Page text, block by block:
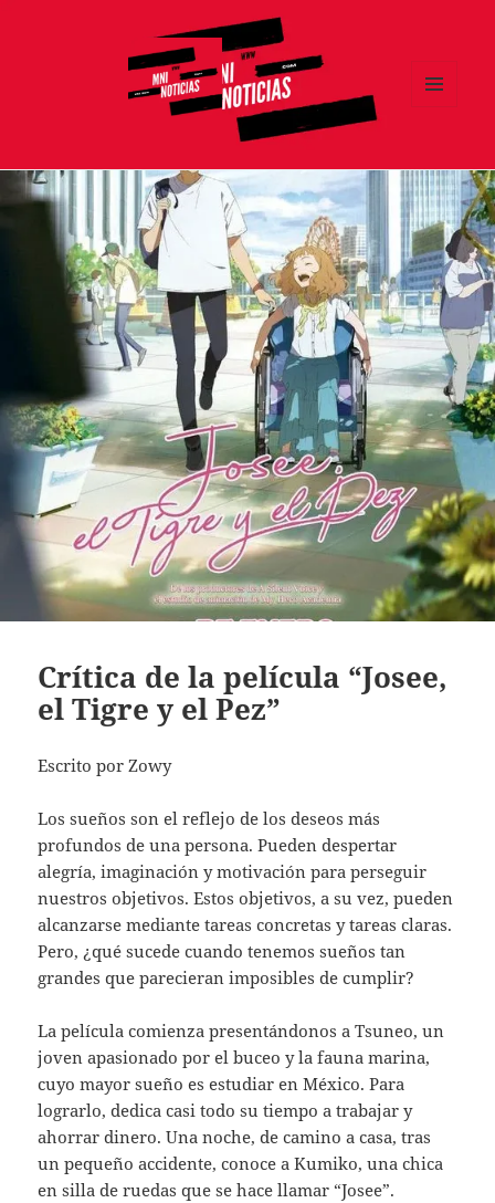
Crítica de la película “Josee,
el Tigre y el Pez”
Escrito por Zowy
Los sueños son el reflejo de los deseos más
profundos de una persona. Pueden despertar
alegría, imaginación y motivación para perseguir
nuestros objetivos. Estos objetivos, a su vez, pueden
alcanzarse mediante tareas concretas y tareas claras.
Pero, ¿qué sucede cuando tenemos sueños tan
grandes que parecieran imposibles de cumplir?
La película comienza presentándonos a Tsuneo, un
joven apasionado por el buceo y la fauna marina,
cuyo mayor sueño es estudiar en México. Para
lograrlo, dedica casi todo su tiempo a trabajar y
ahorrar dinero. Una noche, de camino a casa, tras
un pequeño accidente, conoce a Kumiko, una chica
en silla de ruedas que se hace llamar “Josee”.